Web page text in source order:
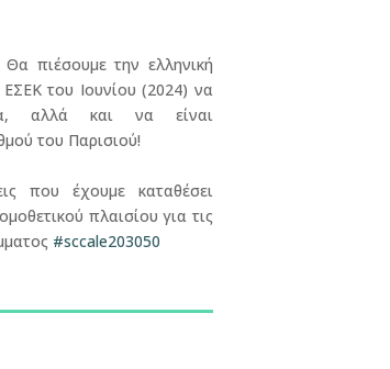
πιέσουμε την ελληνική
του Ιουνίου (2024) να
αλλά και να είναι
του Παρισιού!
που έχουμε καταθέσει
πλαισίου για τις
#sccale203050